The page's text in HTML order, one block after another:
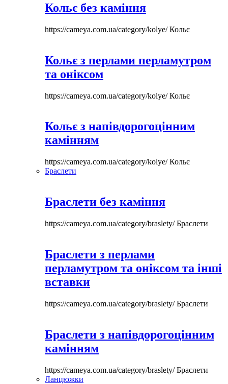
Кольє без каміння
https://cameya.com.ua/category/kolye/Кольє
Кольє з перлами перламутром
та оніксом
https://cameya.com.ua/category/kolye/Кольє
Кольє з напівдорогоцінним
камінням
https://cameya.com.ua/category/kolye/Кольє
Браслети
Браслети без каміння
https://cameya.com.ua/category/braslety/Браслети
Браслети з перлами
перламутром та оніксом та інші
вставки
https://cameya.com.ua/category/braslety/Браслети
Браслети з напівдорогоцінним
камінням
https://cameya.com.ua/category/braslety/Браслети
Ланцюжки